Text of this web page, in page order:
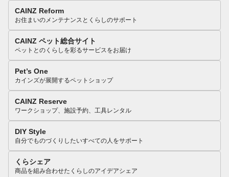
CAINZ Reform
お住まいのメンテナンスとくらしのサポート
CAINZ ペット総合サイト
ペットとのくらしを彩るサービスをお届け
Pet’s One
カインズが展開するペットショップ
CAINZ Reserve
ワークショップ、施設予約、工具レンタル
DIY Style
自分でものづくりしたいすべての人をサポート
くらシェア
商品を組み合わせたくらしのアイデアシェア